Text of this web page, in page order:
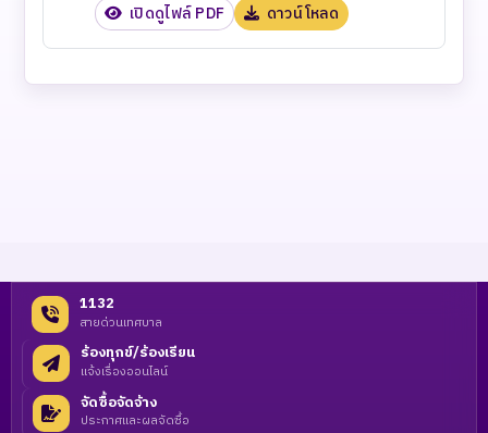
เปิดดูไฟล์ PDF ดาวน์โหลด
1132
สายด่วนเทศบาล
ร้องทุกข์/ร้องเรียน
แจ้งเรื่องออนไลน์
จัดซื้อจัดจ้าง
ประกาศและผลจัดซื้อ